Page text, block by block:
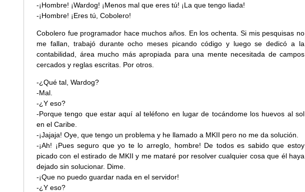
-¡Hombre! ¡Wardog! ¡Menos mal que eres tú! ¡La que tengo liada!
-¡Hombre! ¡Eres tú, Cobolero!
Cobolero fue programador hace muchos años. En los ochenta. Si mis pesquisas no
me fallan, trabajó durante ocho meses picando código y luego se dedicó a la
contabilidad, área mucho más apropiada para una mente necesitada de campos
cercados y reglas escritas. Por otros.
-¿Qué tal, Wardog?
-Mal.
-¿Y eso?
-Porque tengo que estar aquí al teléfono en lugar de tocándome los huevos al sol
en el Caribe.
-¡Jajaja! Oye, que tengo un problema y he llamado a MKII pero no me da solución.
-¡Ah! ¡Pues seguro que yo te lo arreglo, hombre! De todos es sabido que estoy
picado con el estirado de MKII y me mataré por resolver cualquier cosa que él haya
dejado sin solucionar. Dime.
-¡Que no puedo guardar nada en el servidor!
-¿Y eso?